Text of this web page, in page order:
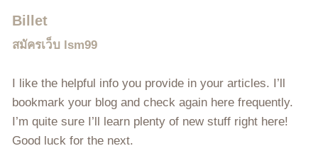
Billet
สมัครเว็บ lsm99
I like the helpful info you provide in your articles. I’ll
bookmark your blog and check again here frequently.
I’m quite sure I’ll learn plenty of new stuff right here!
Good luck for the next.